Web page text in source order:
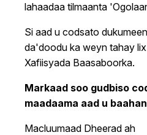
lahaadaa tilmaanta
Si aad u codsato
da'doodu ka weyn tahay
Xafiisyada Baasaboorka.
Markaad soo gudbiso
maadaama aad u
Macluumaad Dheerad ah